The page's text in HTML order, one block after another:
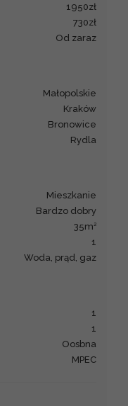
1950zł
730zł
od zaraz
małopolskie
Kraków
Bronowice
Rydla
mieszkanie
bardzo dobry
35m 2
1
woda, prąd, gaz
1
1
oosbna
MPEC